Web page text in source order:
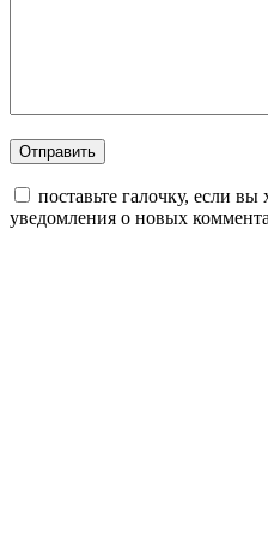
поставьте галочку, если
уведомления о новых